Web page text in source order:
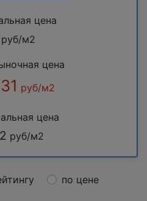
цена
руб/м2
цена
руб/м2
цена
руб/м2
по цене